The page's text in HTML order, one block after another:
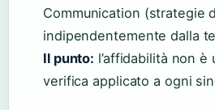
Communication (strategie
indipendentemente dalla
Il punto: l’affidabilità non
verifica applicato a ogni